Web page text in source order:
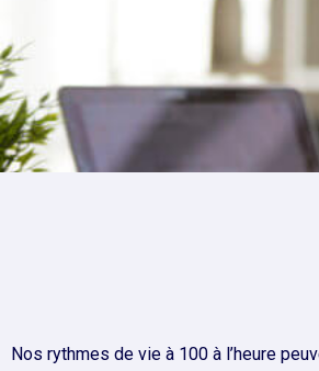
Nos rythmes de vie à 100 à l’heure